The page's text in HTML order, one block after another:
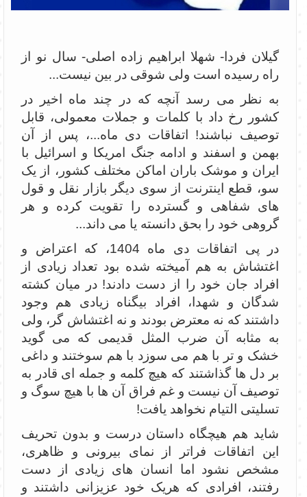
گیلان فردا- شهلا ابراهیم زاده اصلی- سال نو از
راه رسیده است ولی شوقی در بین نیست...
به نظر می رسد آنچه که در چند ماه اخیر در
کشور رخ داد با کلمات و جملات معمولی، قابل
توصیف نباشند! اتفاقات دی ماه...، پس از آن
بهمن و اسفند و ادامه جنگ امریکا و اسرائیل با
ایران و موشک باران اماکن مختلف کشور، از یک
سو، قطع اینترنت از سوی دیگر بازار نقل و قول
های شفاهی و گسترده را تقویت کرده و هر
گروهی خود را بحق دانسته یا می داند...
در پی اتفاقات دی ماه 1404، که اعتراض و
اغتشاش به هم آمیخته شده بود تعداد زیادی از
افراد جان خود را از دست دادند! در میان کشته
شدگان و شهدا، افراد بیگناه زیادی هم وجود
داشتند که نه معترض بودند و نه اغتشاش گر، ولی
به مثابه آن ضرب المثل قدیمی که می گوید
خشک و تر با هم می سوزد با هم سوختند و داغی
بر دل ها گذاشتند که هیچ کلمه و جمله ای قادر به
توصیف آن نیست و غم فراق آن ها با هیچ سوگ و
تسلیتی التیام نخواهد یافت!
شاید هم هیچگاه داستان درست و بدون تحریف
این اتفاقات فراتر از نمای بیرونی و ظاهری،
مشخص نشود اما انسان های زیادی از دست
رفتند، افرادی که هریک خود عزیزانی داشتند و